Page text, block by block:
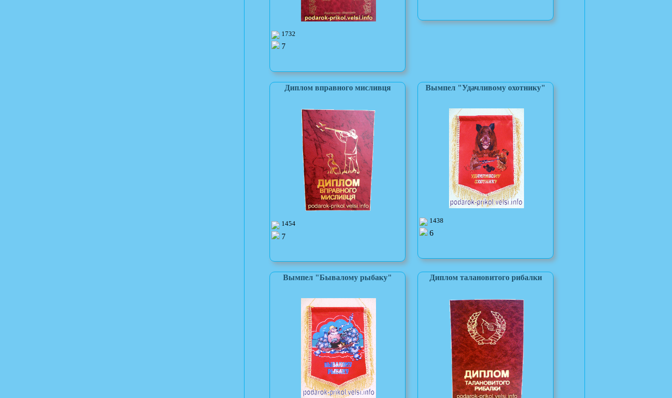
1732
7
Диплом вправного мисливця
1454
7
Вымпел "Удачливому охотнику"
1438
6
Вымпел "Бывалому рыбаку" Диплом талановитого рибалки